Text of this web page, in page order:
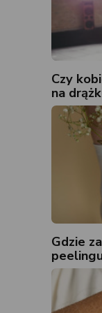
Czy
na
Gdzie